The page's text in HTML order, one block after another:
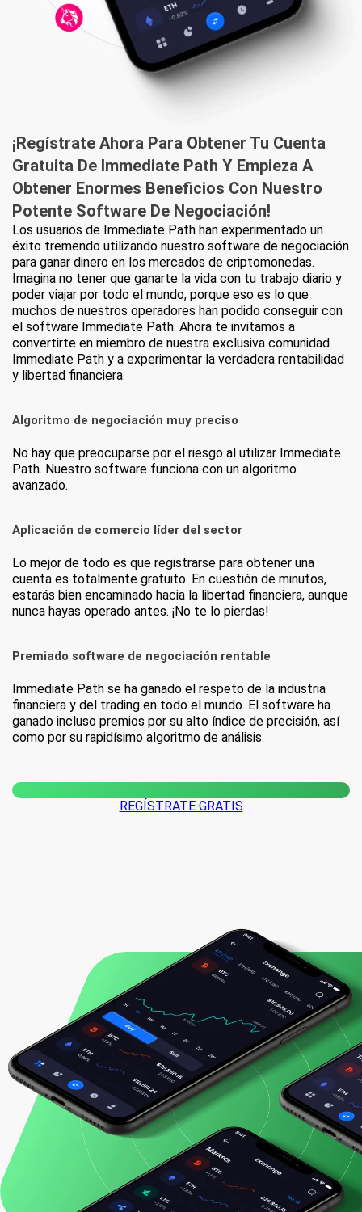
¡Regístrate Ahora Para Obtener Tu Cuenta
Gratuita De Immediate Path Y Empieza A
Obtener Enormes Beneficios Con Nuestro
Potente Software De Negociación!
Los usuarios de Immediate Path han experimentado un
éxito tremendo utilizando nuestro software de negociación
para ganar dinero en los mercados de criptomonedas.
Imagina no tener que ganarte la vida con tu trabajo diario y
poder viajar por todo el mundo, porque eso es lo que
muchos de nuestros operadores han podido conseguir con
el software Immediate Path. Ahora te invitamos a
convertirte en miembro de nuestra exclusiva comunidad
Immediate Path y a experimentar la verdadera rentabilidad
y libertad financiera.
Algoritmo de negociación muy preciso
No hay que preocuparse por el riesgo al utilizar Immediate
Path. Nuestro software funciona con un algoritmo
avanzado.
Aplicación de comercio líder del sector
Lo mejor de todo es que registrarse para obtener una
cuenta es totalmente gratuito. En cuestión de minutos,
estarás bien encaminado hacia la libertad financiera, aunque
nunca hayas operado antes. ¡No te lo pierdas!
Premiado software de negociación rentable
Immediate Path se ha ganado el respeto de la industria
financiera y del trading en todo el mundo. El software ha
ganado incluso premios por su alto índice de precisión, así
como por su rapidísimo algoritmo de análisis.
REGÍSTRATE GRATIS